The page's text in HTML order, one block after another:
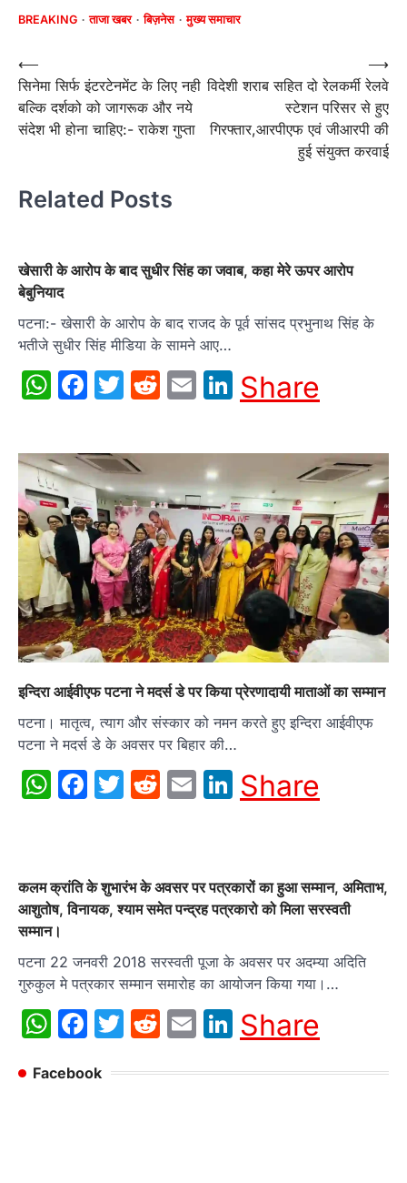
BREAKING ताजा खबर बिज़नेस मुख्य समाचार
Post
navigation
⟵
सिनेमा सिर्फ इंटरटेनमेंट के लिए नही
बल्कि दर्शको को जागरूक और नये
संदेश भी होना चाहिए:- राकेश गुप्ता
विदेशी शराब सहित दो रेलकर्मी रेलवे
स्टेशन परिसर से हुए
गिरफ्तार,आरपीएफ एवं जीआरपी की
हुई संयुक्त करवाई
⟶
Related Posts
खेसारी के आरोप के बाद सुधीर सिंह का जवाब, कहा मेरे ऊपर आरोप
बेबुनियाद
पटना:- खेसारी के आरोप के बाद राजद के पूर्व सांसद प्रभुनाथ सिंह के
भतीजे सुधीर सिंह मीडिया के सामने आए…
WhatsApp
Facebook
Twitter
Reddit
EmailLinkedIn
Share
इन्दिरा आईवीएफ पटना ने मदर्स डे पर किया प्रेरणादायी माताओं का सम्मान
पटना। मातृत्व, त्याग और संस्कार को नमन करते हुए इन्दिरा आईवीएफ
पटना ने मदर्स डे के अवसर पर बिहार की…
WhatsApp
Facebook
Twitter
Reddit
EmailLinkedIn
Share
कलम क्रांति के शुभारंभ के अवसर पर पत्रकारों का हुआ सम्मान, अमिताभ,
आशुतोष, विनायक, श्याम समेत पन्द्रह पत्रकारो को मिला सरस्वती
सम्मान।
पटना 22 जनवरी 2018 सरस्वती पूजा के अवसर पर अदम्या अदिति
गुरुकुल मे पत्रकार सम्मान समारोह का आयोजन किया गया।…
WhatsApp
Facebook
Twitter
Reddit
EmailLinkedIn
Share
Facebook